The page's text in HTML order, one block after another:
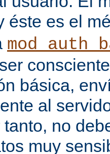
éste es el
básica,
al
no
muy